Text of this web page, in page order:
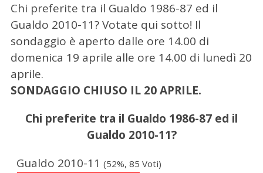
Chi preferite tra il Gualdo 1986-87 ed il
Gualdo 2010-11? Votate qui sotto! Il
sondaggio è aperto dalle ore 14.00 di
domenica 19 aprile alle ore 14.00 di lunedì 20
aprile.
SONDAGGIO CHIUSO IL 20 APRILE.
Chi preferite tra il Gualdo 1986-87 ed il
Gualdo 2010-11?
Gualdo 2010-11 (52%, 85 Voti)
p
e
r